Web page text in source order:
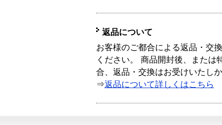
返品について
お客様のご都合による返品・交
ください。 商品開封後、または
合、返品・交換はお受けいたし
⇒返品について詳しくはこちら